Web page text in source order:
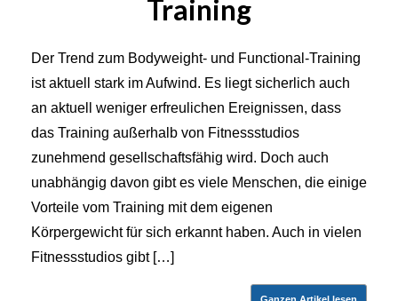
Training
Der Trend zum Bodyweight- und Functional-Training
ist aktuell stark im Aufwind. Es liegt sicherlich auch
an aktuell weniger erfreulichen Ereignissen, dass
das Training außerhalb von Fitnessstudios
zunehmend gesellschaftsfähig wird. Doch auch
unabhängig davon gibt es viele Menschen, die einige
Vorteile vom Training mit dem eigenen
Körpergewicht für sich erkannt haben. Auch in vielen
Fitnessstudios gibt […]